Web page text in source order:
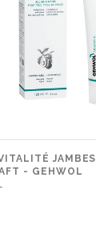
JAMBES
- GEHWOL